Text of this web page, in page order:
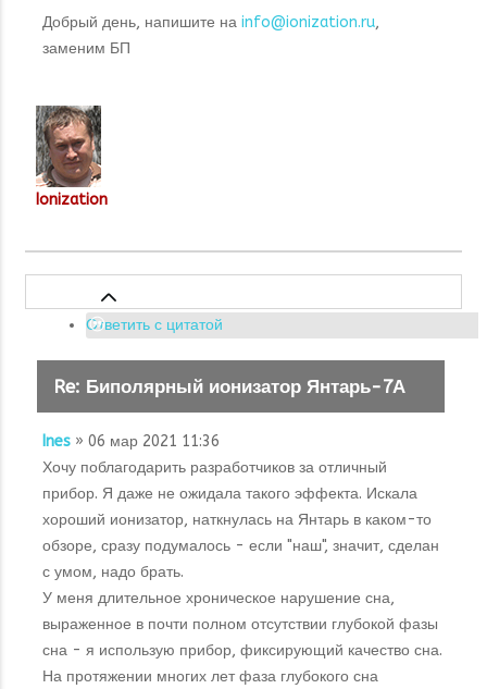
Добрый день, напишите на info@ionization.ru,
заменим БП
Ionization
Ответить с цитатой
Re: Биполярный ионизатор Янтарь-7А
Ines » 06 мар 2021 11:36
Хочу поблагодарить разработчиков за отличный
прибор. Я даже не ожидала такого эффекта. Искала
хороший ионизатор, наткнулась на Янтарь в каком-то
обзоре, сразу подумалось - если "наш", значит, сделан
с умом, надо брать.
У меня длительное хроническое нарушение сна,
выраженное в почти полном отсутствии глубокой фазы
сна - я использую прибор, фиксирующий качество сна.
На протяжении многих лет фаза глубокого сна